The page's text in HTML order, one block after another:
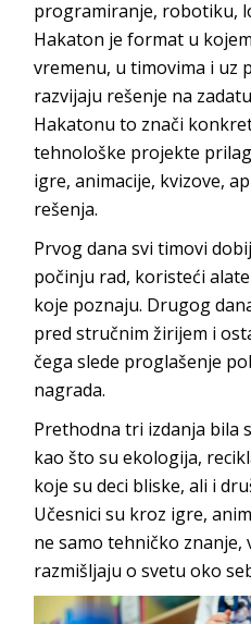
programiranje, robotiku,
Hakaton je format u
vremenu, u timovima i uz
razvijaju rešenje na
Hakatonu to znači
tehnološke projekte
igre, animacije, kvizove,
rešenja.
Prvog dana svi timovi
počinju rad, koristeći
koje poznaju. Drugog
pred stručnim žirijem i
čega slede proglašenje
nagrada.
Prethodna tri izdanja bila
kao što su ekologija,
koje su deci bliske, ali i
Učesnici su kroz igre,
ne samo tehničko znanje,
razmišljaju o svetu oko